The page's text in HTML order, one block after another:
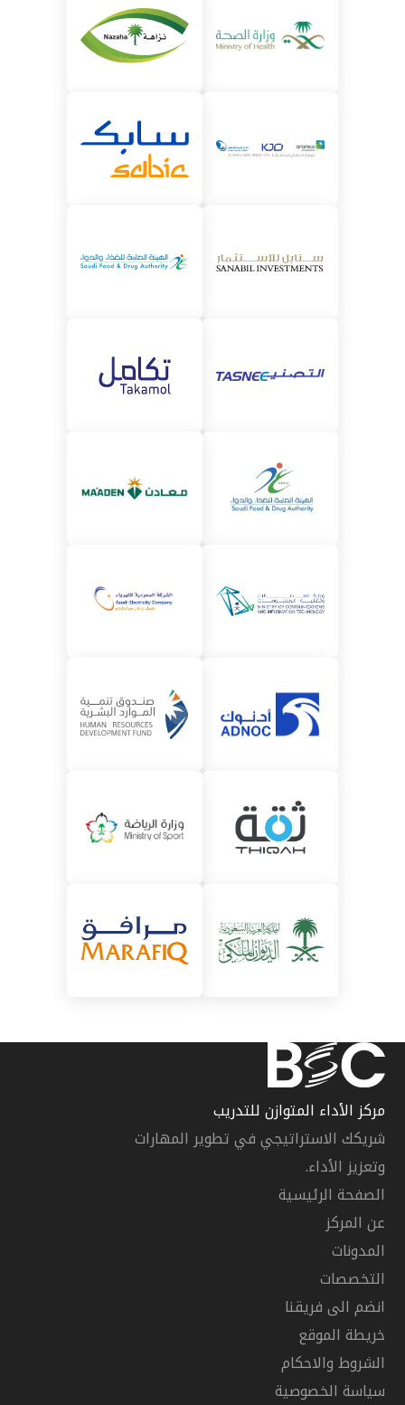
مركز الأداء المتوازن للتدريب
شريكك الاستراتيجي في تطوير المهارات
وتعزيز الأداء.
الصفحة الرئيسية
عن المركز
المدونات
التخصصات
انضم الى فريقنا
خريطة الموقع
الشروط والاحكام
سياسة الخصوصية